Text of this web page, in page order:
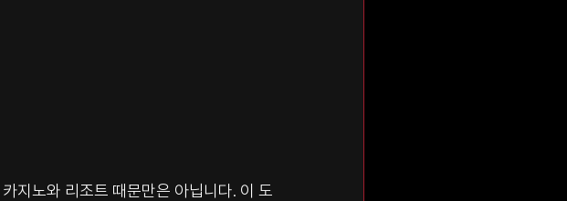
지노와 리조트 때문만은 아닙니다. 이 도